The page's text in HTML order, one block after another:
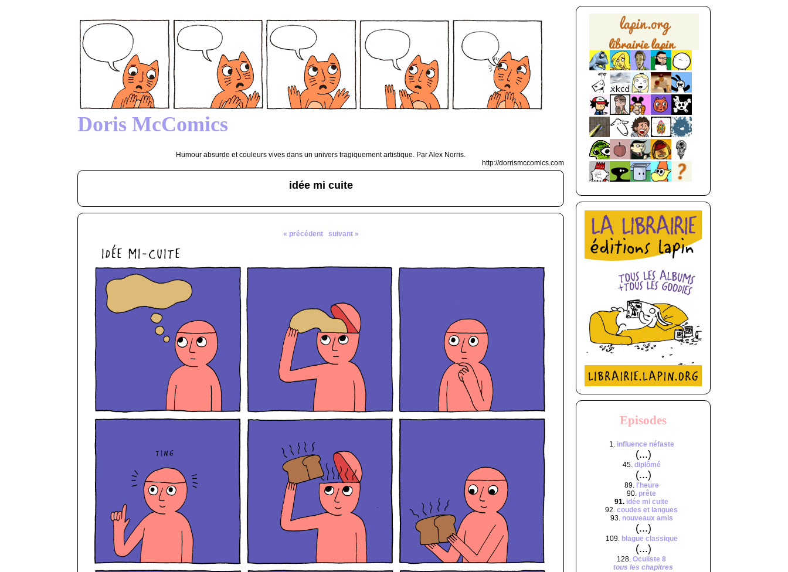
Doris McComics
Humour absurde et couleurs vives dans un univers tragiquement artistique. Par Alex Norris.
http://dorrismccomics.com
idée mi cuite
« précédent suivant »
Episodes
1. influence néfaste
(...)
45. diplômé
(...)
89. l'heure
90. prête
91. idée mi cuite
92. coudes et langues
93. nouveaux amis
(...)
109. blague classique
(...)
128. Oculiste 8
tous les chapitres